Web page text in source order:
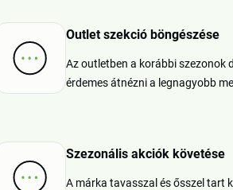
Outlet szekció böngészése
Az outletben a korábbi szezonok
érdemes átnézni a legnagyobb
Szezonális akciók követése
A márka tavasszal és ősszel tart